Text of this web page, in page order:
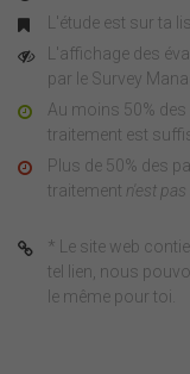
L'étude est sur ta
L'affichage des
par le Survey
Au moins 50%
traitement est
Plus de 50% des
traitement n'est
* Le site web
tel lien, nous
le même pour toi.